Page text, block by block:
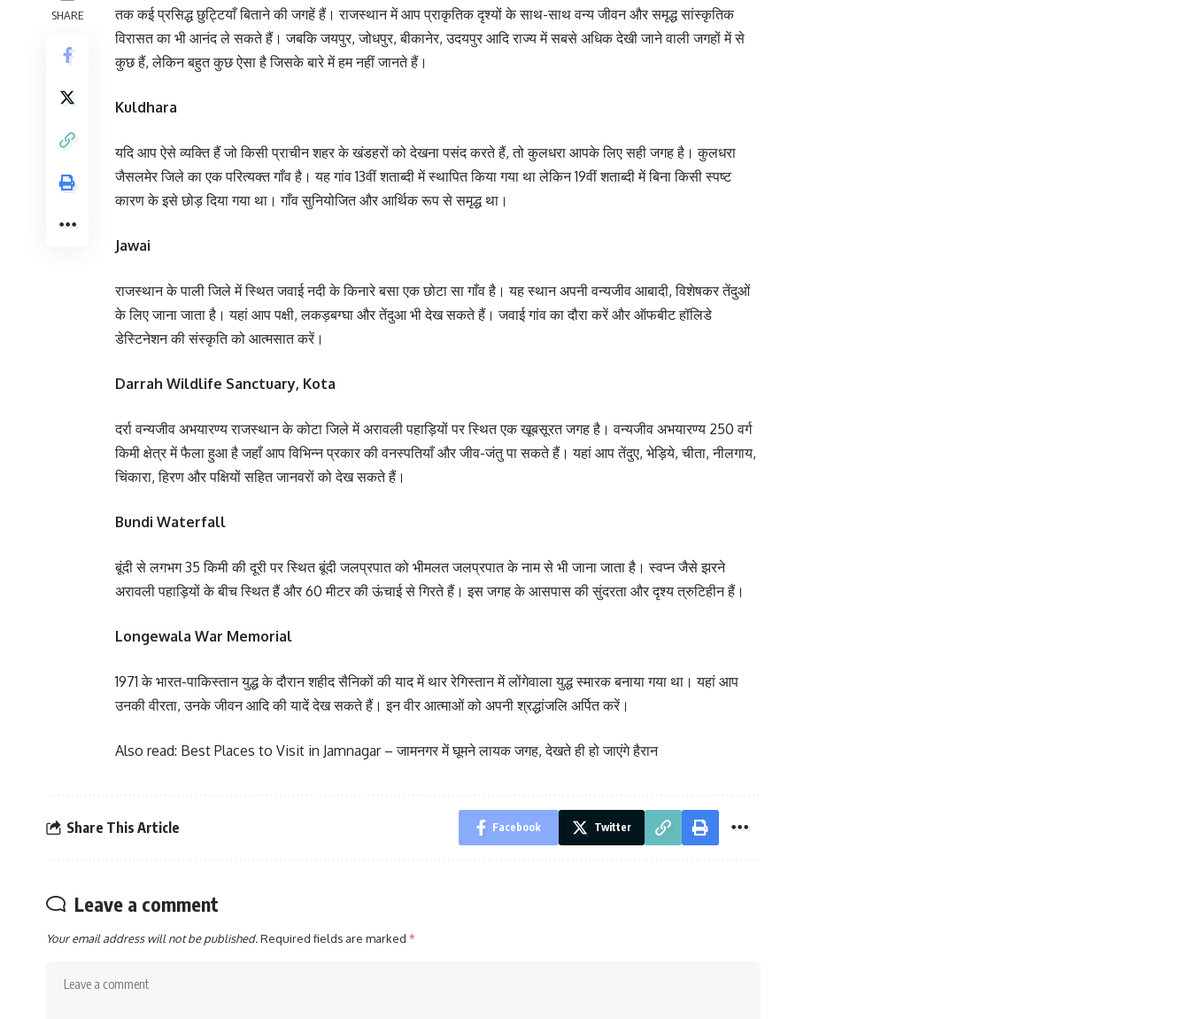
SHARE
तक कई प्रसिद्ध छुट्टियाँ बिताने की जगहें हैं। राजस्थान में आप प्राकृतिक दृश्यों के साथ-साथ वन्य जीवन और समृद्ध सांस्कृतिक
विरासत का भी आनंद ले सकते हैं। जबकि जयपुर, जोधपुर, बीकानेर, उदयपुर आदि राज्य में सबसे अधिक देखी जाने वाली जगहों में से
कुछ हैं, लेकिन बहुत कुछ ऐसा है जिसके बारे में हम नहीं जानते हैं।
Kuldhara
यदि आप ऐसे व्यक्ति हैं जो किसी प्राचीन शहर के खंडहरों को देखना पसंद करते हैं, तो कुलधरा आपके लिए सही जगह है। कुलधरा
जैसलमेर जिले का एक परित्यक्त गाँव है। यह गांव 13वीं शताब्दी में स्थापित किया गया था लेकिन 19वीं शताब्दी में बिना किसी स्पष्ट
कारण के इसे छोड़ दिया गया था। गाँव सुनियोजित और आर्थिक रूप से समृद्ध था।
Jawai
राजस्थान के पाली जिले में स्थित जवाई नदी के किनारे बसा एक छोटा सा गाँव है। यह स्थान अपनी वन्यजीव आबादी, विशेषकर तेंदुओं
के लिए जाना जाता है। यहां आप पक्षी, लकड़बग्घा और तेंदुआ भी देख सकते हैं। जवाई गांव का दौरा करें और ऑफबीट हॉलिडे
डेस्टिनेशन की संस्कृति को आत्मसात करें।
Darrah Wildlife Sanctuary, Kota
दर्रा वन्यजीव अभयारण्य राजस्थान के कोटा जिले में अरावली पहाड़ियों पर स्थित एक खूबसूरत जगह है। वन्यजीव अभयारण्य 250 वर्ग
किमी क्षेत्र में फैला हुआ है जहाँ आप विभिन्न प्रकार की वनस्पतियाँ और जीव-जंतु पा सकते हैं। यहां आप तेंदुए, भेड़िये, चीता, नीलगाय,
चिंकारा, हिरण और पक्षियों सहित जानवरों को देख सकते हैं।
Bundi Waterfall
बूंदी से लगभग 35 किमी की दूरी पर स्थित बूंदी जलप्रपात को भीमलत जलप्रपात के नाम से भी जाना जाता है। स्वप्न जैसे झरने
अरावली पहाड़ियों के बीच स्थित हैं और 60 मीटर की ऊंचाई से गिरते हैं। इस जगह के आसपास की सुंदरता और दृश्य त्रुटिहीन हैं।
Longewala War Memorial
1971 के भारत-पाकिस्तान युद्ध के दौरान शहीद सैनिकों की याद में थार रेगिस्तान में लोंगेवाला युद्ध स्मारक बनाया गया था। यहां आप
उनकी वीरता, उनके जीवन आदि की यादें देख सकते हैं। इन वीर आत्माओं को अपनी श्रद्धांजलि अर्पित करें।
Also read: Best Places to Visit in Jamnagar – जामनगर में घूमने लायक जगह, देखते ही हो जाएंगे हैरान
Share This Article Facebook Twitter
Leave a comment
Your email address will not be published.Required fields are marked *